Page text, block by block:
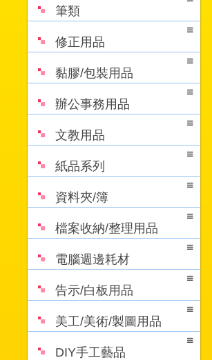
筆類
修正用品
黏膠/包裝用品
辦公事務用品
文教用品
紙品系列
資料夾/簿
檔案收納/整理用品
電腦週邊耗材
告示/白板用品
美工/美術/製圖用品
DIY手工藝品